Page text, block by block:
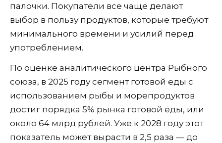
палочки. Покупатели все чаще делают
выбор в пользу продуктов, которые требуют
минимального времени и усилий перед
употреблением.
По оценке аналитического центра Рыбного
союза, в 2025 году сегмент готовой еды с
использованием рыбы и морепродуктов
достиг порядка 5% рынка готовой еды, или
около 64 млрд рублей. Уже к 2028 году этот
показатель может вырасти в 2,5 раза — до